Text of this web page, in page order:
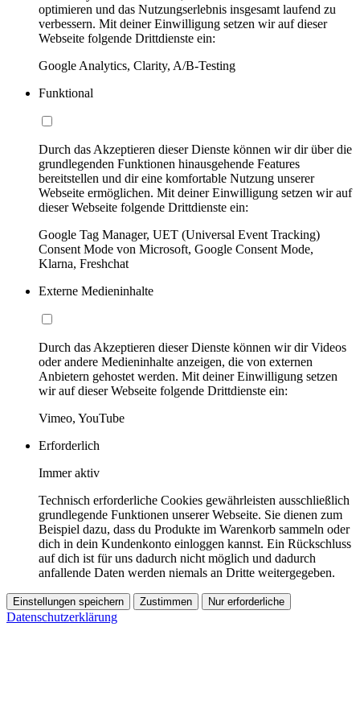
optimieren und das Nutzungserlebnis insgesamt laufend zu
verbessern. Mit deiner Einwilligung setzen wir auf dieser
Webseite folgende Drittdienste ein:
Google Analytics, Clarity, A/B-Testing
Funktional
Durch das Akzeptieren dieser Dienste können wir dir über die
grundlegenden Funktionen hinausgehende Features
bereitstellen und dir eine komfortable Nutzung unserer
Webseite ermöglichen. Mit deiner Einwilligung setzen wir auf
dieser Webseite folgende Drittdienste ein:
Google Tag Manager, UET (Universal Event Tracking)
Consent Mode von Microsoft, Google Consent Mode,
Klarna, Freshchat
Externe Medieninhalte
Durch das Akzeptieren dieser Dienste können wir dir Videos
oder andere Medieninhalte anzeigen, die von externen
Anbietern gehostet werden. Mit deiner Einwilligung setzen
wir auf dieser Webseite folgende Drittdienste ein:
Vimeo, YouTube
Erforderlich
Immer aktiv
Technisch erforderliche Cookies gewährleisten ausschließlich
grundlegende Funktionen unserer Webseite. Sie dienen zum
Beispiel dazu, dass du Produkte im Warenkorb sammeln oder
dich in dein Kundenkonto einloggen kannst. Ein Rückschluss
auf dich ist für uns dadurch nicht möglich und dadurch
anfallende Daten werden niemals an Dritte weitergegeben.
Einstellungen speichern Zustimmen Nur erforderliche
Datenschutzerklärung